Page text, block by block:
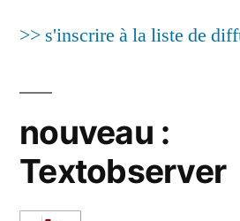
>> s'inscrire à la liste de
nouveau :
Textobserver